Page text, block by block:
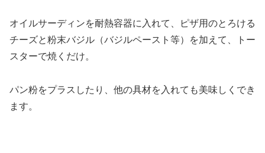
オイルサーディンを耐熱容器に入れて、ピザ用のとろける
チーズと粉末バジル（バジルペースト等）を加えて、トー
スターで焼くだけ。
パン粉をプラスしたり、他の具材を入れても美味しくでき
ます。